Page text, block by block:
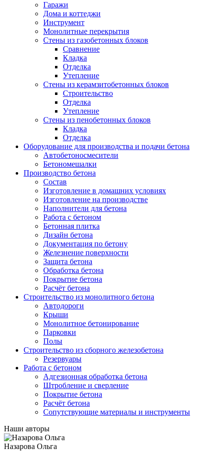
Гаражи
Дома и коттеджи
Инструмент
Монолитные перекрытия
Стены из газобетонных блоков
Сравнение
Кладка
Отделка
Утепление
Стены из керамзитобетонных блоков
Строительство
Отделка
Утепление
Стены из пенобетонных блоков
Кладка
Отделка
Оборудование для производства и подачи бетона
Автобетоносмесители
Бетономешалки
Производство бетона
Состав
Изготовление в домашних условиях
Изготовление на производстве
Наполнители для бетона
Работа с бетоном
Бетонная плитка
Дизайн бетона
Документация по бетону
Железнение поверхности
Защита бетона
Обработка бетона
Покрытие бетона
Расчёт бетона
Строительство из монолитного бетона
Автодороги
Крыши
Монолитное бетонирование
Парковки
Полы
Строительство из сборного железобетона
Резервуары
Работа с бетоном
Адгезионная обработка бетона
Штробление и сверление
Покрытие бетона
Расчёт бетона
Сопутствующие материалы и инструменты
Наши авторы
Назарова Ольга